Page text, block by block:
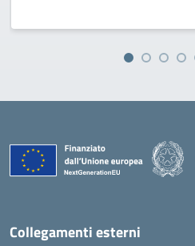
Collegamenti esterni